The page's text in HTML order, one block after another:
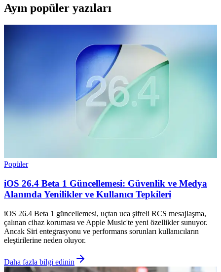
Ayın popüler yazıları
Popüler
iOS 26.4 Beta 1 Güncellemesi: Güvenlik ve Medya
Alanında Yenilikler ve Kullanıcı Tepkileri
iOS 26.4 Beta 1 güncellemesi, uçtan uca şifreli RCS mesajlaşma,
çalınan cihaz koruması ve Apple Music'te yeni özellikler sunuyor.
Ancak Siri entegrasyonu ve performans sorunları kullanıcıların
eleştirilerine neden oluyor.
Daha fazla bilgi edinin